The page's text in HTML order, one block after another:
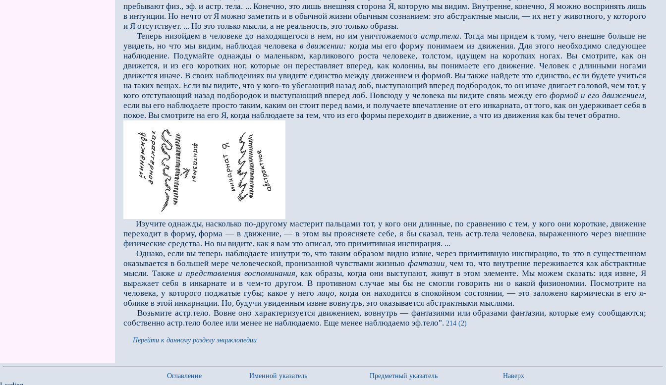
пребывают физ., эф. и астр. тела. ... Конечно, это лишь внешняя сторона Я, которую мы видим. Внутренне, конечно, Я можно воспринять лишь
в интуиции. Но нечто от Я можно за­метить и в обычной жизни обычным сознанием: это абстрактные мысли, — их нет у животного, у которого
и Я отсутствует. ... Но это только мысли, а не реальность, это только образы.
Теперь низойдем в человеке до находящегося в нем, но им уничтожаемого астр.тела. Тогда мы придем к тому, чего внешне больше не
увидеть, но что мы видим, наблюдая человека в движении: когда мы его форму понимаем из движения. Для этого необходимо следующее
наблюдение. Подумайте однажды о малень­ком, карликового роста человеке, толстом, идущем на коротких ногах. Вы смотрите, как он
движется, и из его коротких ног, которые он переставляет вперед, как колонны, вы понимаете его движение. Чело­век с длинными ногами
движется иначе. В своих наблюдениях вы увидите единство между движением и фор­мой. Вы также найдете это единство, если будете учиться
на таких вещах. Если вы видите, что у кого-то убегающий назад лоб, выступающий вперед подбородок, то он иначе двигает головой, чем тот, у
ко­го отступающий назад подбородок и выступающий вперед лоб. Повсюду у человека вы видите связь между его формой и его движением,
если вы его наблюдаете просто таким, каким он стоит перед вами, и полу­чаете впечатление от его инкарната, от того, как он удерживает себя в
покое. Вы смотрите на его Я, когда наблюдаете за тем, что из его формы переходит в движение, а что из движения как бы течет обратно.
Изучите однажды, насколько по-другому мастерит пальцами тот, у кого они длинные, по сравнению с тем, у кого они короткие, движение
переходит в фор­му, форма — в движение, — в этом вы проясняете себе, я бы сказал, тень астр.тела человека, выраженного через внешние
физические средства. Но вы видите, как я вам это описал, это примитивная инспирация. ...
Однако, если вы теперь наблюдаете изнутри то, что та­ким образом видно извне, через примитивную инспира­цию, то это в существенном
оказывается в большей ме­ре человеческой, пронизанной чувствами жизнью фанта­зии, чем то, что внутренне переживается как абстрак­тные
мысли. Такжеи представления воспоминания, как образы, когда они выступают, живут в этом элементе. Мы можем сказать: идя извне, Я
выражает себя в инкарнате и в чем-то другом. В противном случае мы бы не смогли говорить ни о какой физиономии. Посмотрите на
человека, у которого поджатые губы; какое у неголицо, когда он находится в спокойном состоянии, — это заложено кармически в его я-
облике в этой инкарнации. Но, будучи увиденным извне во­внутрь, это оказывается абстрактными мыслями.
Возьмите астр.тело. Вовне оно характеризуется движением, вовнутрь — фантазиями или образами фан­тазии, которые ему сообщаются;
собственно астр.тело более или менее не наблюдаемо. Еще менее наблюдаемо эф.тело". 214 (2)
Перейти к данному разделу энциклопедии
Оглавление Именной указатель Предметный указатель
Наверх